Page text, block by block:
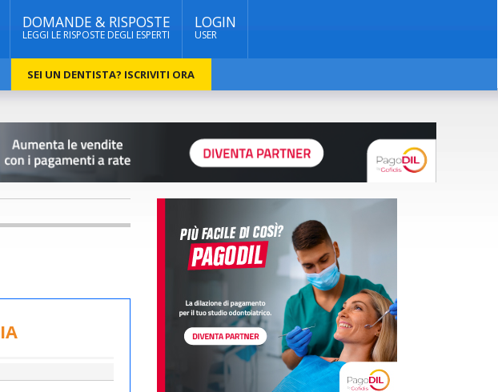
DOMANDE & RISPOSTE
LEGGI LE RISPOSTE DEGLI ESPERTI
LOGIN
USER
SEI UN DENTISTA? ISCRIVITI ORA